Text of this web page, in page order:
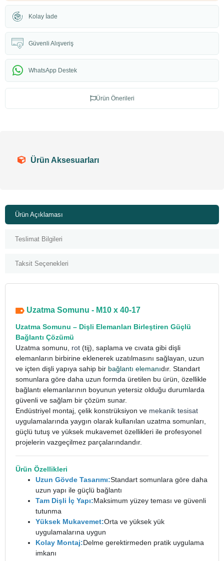
Kolay İade
Güvenli Alışveriş
WhatsApp Destek
Ürün Önerileri
Ürün Aksesuarları
Ürün Açıklaması
Teslimat Bilgileri
Taksit Seçenekleri
Uzatma Somunu - M10 x 40-17
Uzatma Somunu – Dişli Elemanları Birleştiren Güçlü
Bağlantı Çözümü
Uzatma somunu,
rot (tij), saplama ve cıvata gibi dişli
elemanların birbirine eklenerek uzatılmasını sağlayan, uzun
ve içten dişli yapıya sahip bir bağlantı elemanıdır. Standart
somunlara göre daha uzun formda üretilen bu ürün, özellikle
bağlantı elemanlarının boyunun yetersiz olduğu durumlarda
güvenli ve sağlam bir çözüm sunar.
Endüstriyel montaj, çelik konstrüksiyon ve mekanik tesisat
uygulamalarında yaygın olarak kullanılan uzatma somunları,
güçlü tutuş ve yüksek mukavemet özellikleri ile profesyonel
projelerin vazgeçilmez parçalarındandır.
Ürün Özellikleri
Uzun Gövde Tasarımı:Standart somunlara göre daha
uzun yapı ile güçlü bağlantı
Tam Dişli İç Yapı:Maksimum yüzey teması ve güvenli
tutunma
Yüksek Mukavemet:Orta ve yüksek yük
uygulamalarına uygun
Kolay Montaj:Delme gerektirmeden pratik uygulama
imkanı